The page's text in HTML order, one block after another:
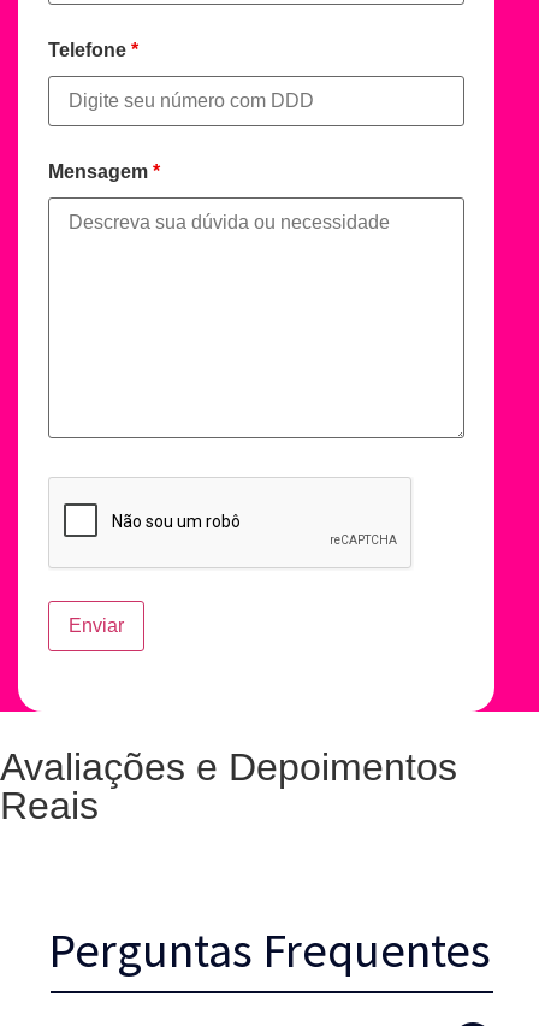
Telefone *
Mensagem *
Avaliações e Depoimentos
Reais
Perguntas Frequentes